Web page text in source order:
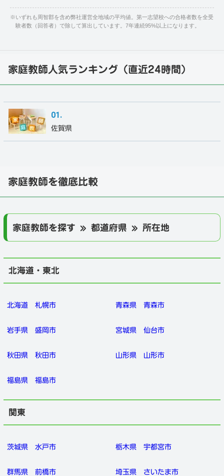
※いずれも周智郡を含め弊社運営全地域の平均値。第一志望校への合格者数を全受
験者数（回答者）で除して算出しています。7年連続95%以上になります。
家庭教師人気ランキング（直近24時間）
佐賀県
家庭教師を徹底比較
家庭教師を探す » 都道府県 » 所在地
北海道・東北
北海道 札幌市 青森県 青森市
岩手県 盛岡市 宮城県 仙台市
秋田県 秋田市 山形県 山形市
福島県 福島市
関東
茨城県 水戸市 栃木県 宇都宮市
群馬県 前橋市 埼玉県 さいたま市